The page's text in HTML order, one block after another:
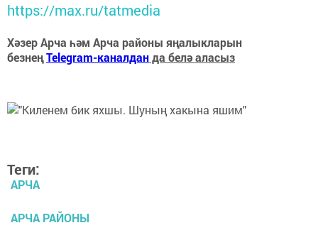
https://max.ru/tatmedia
Хәзер Арча һәм Арча районы яңалыкларын
безнеңTelegram-каналданда белә аласыз
Теги:
АРЧА
АРЧА РАЙОНЫ